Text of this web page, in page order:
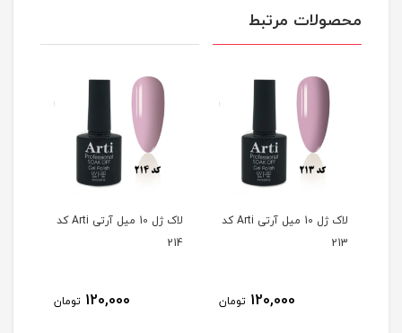
محصولات مرتبط
لاک ژل 10 میل آرتی Arti کد
213
120,000 تومان
لاک ژل 10 میل آرتی Arti کد
214
120,000 تومان